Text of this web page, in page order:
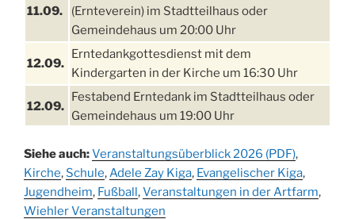
11.09.
(Ernteverein) im Stadtteilhaus oder
Gemeindehaus um 20:00 Uhr
12.09.
Erntedankgottesdienst mit dem
Kindergarten in der Kirche um 16:30 Uhr
12.09.
Festabend Erntedank im Stadtteilhaus oder
Gemeindehaus um 19:00 Uhr
13.09.
Stadtteilhaus um 14:00 Uhr
19.09.
Schlagerabend im Stadtteilhaus
Drabenderhöhe
Siehe auch:Veranstaltungsüberblick 2026 (PDF),
Kirche, Schule, Adele Zay Kiga, Evangelischer Kiga,
Jugendheim, Fußball,Veranstaltungen in der Artfarm,
Wiehler Veranstaltungen